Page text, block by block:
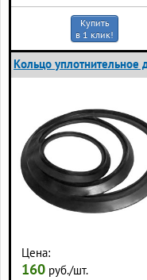
Купить
в 1 клик!
Кольцо
Цена:
160 руб./шт.